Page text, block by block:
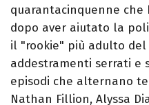
quarantacinquenne che
dopo aver aiutato la
il "rookie" più adulto del
addestramenti serrati e
episodi che alternano
Nathan Fillion, Alyssa